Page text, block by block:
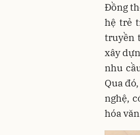
Đồng
hệ trẻ
truyền
xây
nhu
Qua
nghệ,
hóa